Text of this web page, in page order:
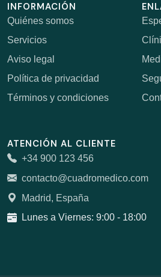
INFORMACIÓN
Quiénes somos
Servicios
Aviso legal
Política de privacidad
Términos y condiciones
ATENCIÓN AL CLIENTE
+34 900 123 456
contacto@cuadromedico.com
Madrid, España
Lunes a Viernes: 9:00 - 18:00